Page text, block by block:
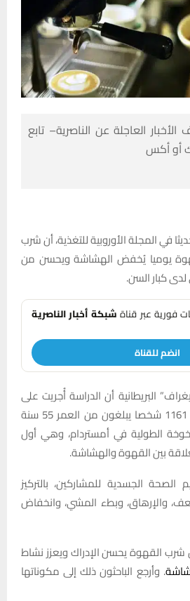
العاجلة عن الناصرية– تابع
أو أكس
في المجلة الأوروبية للتغذية، أن شرب
القهوة يوميا يُخفض الهشاشة ويحسن من
كبار السن.
فورية عبر قناةشبكة أخبار الناصرية
انضم للقناة
البريطانية أن الدراسة أُجريت على
مدى 4 سنوات، وشملت 1161 شخصا يبلغون من العمر 55 سنة
الطولية في أمستردام، وهي أول
بين القهوة والهشاشة.
الجسدية للمشاركين، بالتركيز
والإرهاق، وبطء المشي، وانخفاض
شرب القهوة يحسن الإدراك ويعزز نشاط
. وأرجع الباحثون ذلك إلى مكوناتها